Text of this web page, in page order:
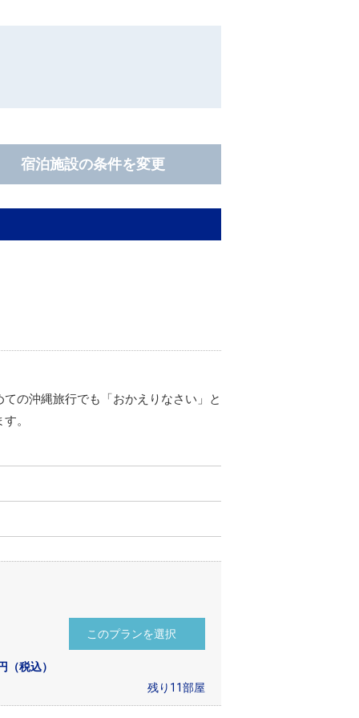
宿泊施設の条件を変更
の沖縄旅行でも「おかえりなさい」と
。
（税込）
残り11部屋